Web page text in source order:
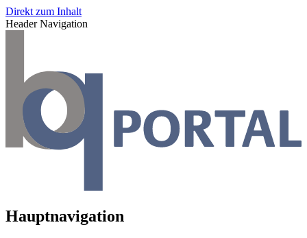
Direkt zum Inhalt
Header Navigation
Hauptnavigation